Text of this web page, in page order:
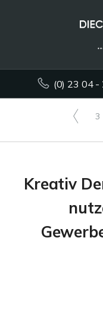
(0) 23 04 -
3
Kreativ